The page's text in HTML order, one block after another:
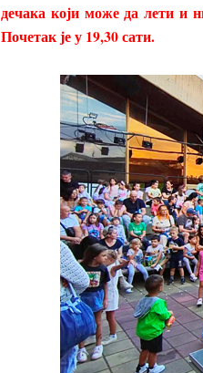
дечака који може да лети и
Почетак је у 19,30 сати.